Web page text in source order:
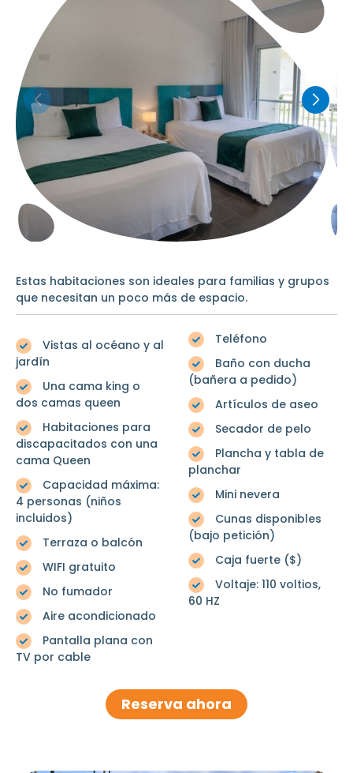
Estas habitaciones son ideales para familias y grupos
que necesitan un poco más de espacio.
Vistas al océano y al
jardín
Una cama king o
dos camas queen
Habitaciones para
discapacitados con una
cama Queen
Capacidad máxima:
4 personas (niños
incluidos)
Terraza o balcón
WIFI gratuito
No fumador
Aire acondicionado
Pantalla plana con
TV por cable
Teléfono
Baño con ducha
(bañera a pedido)
Artículos de aseo
Secador de pelo
Plancha y tabla de
planchar
Mini nevera
Cunas disponibles
(bajo petición)
Caja fuerte ($)
Voltaje: 110 voltios,
60 HZ
Reserva ahora